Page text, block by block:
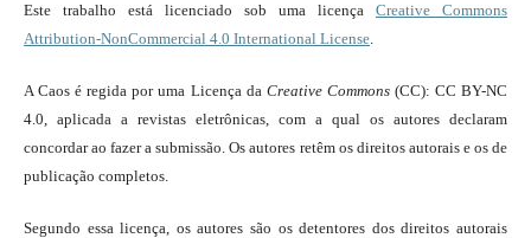
Este trabalho está licenciado sob uma licençaCreative Commons
Attribution-NonCommercial 4.0 International License.
A Caos é regida por uma Licença da Creative Commons(CC): CC BY-NC
4.0, aplicada a revistas eletrônicas, com a qual os autores declaram
concordar ao fazer a submissão. Os autores retêm os direitos autorais e os de
publicação completos.
Segundo essa licença, os autores são os detentores dos direitos autorais